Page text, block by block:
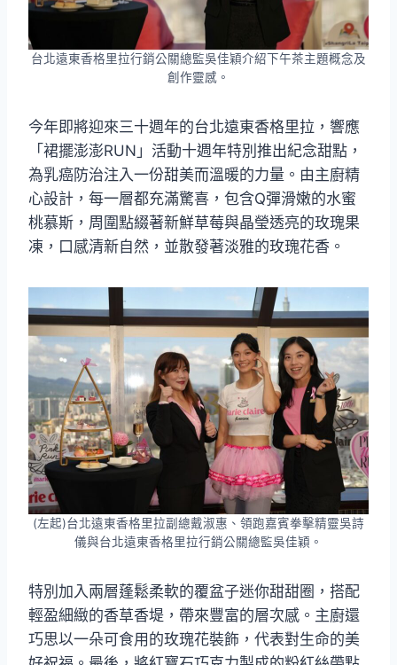
台北遠東香格里拉行銷公關總監吳佳穎介紹下午茶主題概念及
創作靈感。
今年即將迎來三十週年的台北遠東香格里拉，響應
「裙擺澎澎RUN」活動十週年特別推出紀念甜點，
為乳癌防治注入一份甜美而溫暖的力量。由主廚精
心設計，每一層都充滿驚喜，包含Q彈滑嫩的水蜜
桃慕斯，周圍點綴著新鮮草莓與晶瑩透亮的玫瑰果
凍，口感清新自然，並散發著淡雅的玫瑰花香。
(左起)台北遠東香格里拉副總戴淑惠、領跑嘉賓拳擊精靈吳詩
儀與台北遠東香格里拉行銷公關總監吳佳穎。
特別加入兩層蓬鬆柔軟的覆盆子迷你甜甜圈，搭配
輕盈細緻的香草香堤，帶來豐富的層次感。主廚還
巧思以一朵可食用的玫瑰花裝飾，代表對生命的美